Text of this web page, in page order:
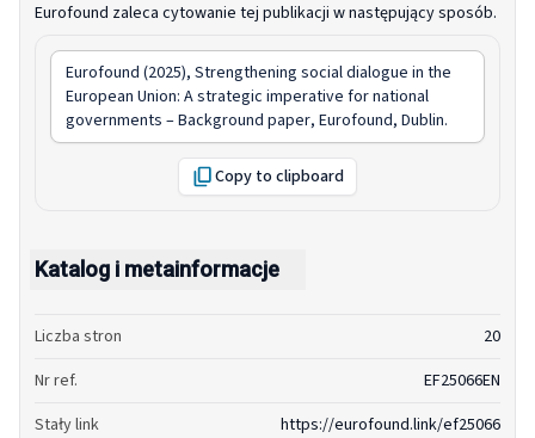
Eurofound zaleca cytowanie tej publikacji w następujący sposób.
Eurofound (2025), Strengthening social dialogue in the
European Union: A strategic imperative for national
governments – Background paper, Eurofound, Dublin.
Copy to clipboard
Katalog i metainformacje
Liczba stron
20
Nr ref.
EF25066EN
Stały link
https://eurofound.link/ef25066